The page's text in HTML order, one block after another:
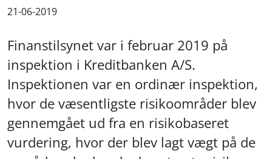
21-06-2019
Finanstilsynet var i februar 2019 på
inspektion i Kreditbanken A/S.
Inspektionen var en ordinær inspektion,
hvor de væsentligste risikoområder blev
gennemgået ud fra en risikobaseret
vurdering, hvor der blev lagt vægt på de